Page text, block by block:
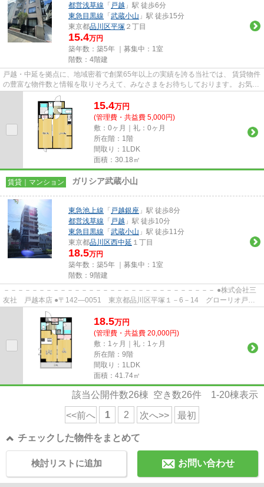
都営浅草線 「 戸越 」駅 徒歩6分
東急目黒線 「 武蔵小山 」駅 徒歩15分
東京都品川区平塚 ２丁目
15.4万円
築年数：築5年 ｜募集中： 1室
階数：4階建
戸越・中延を拠点に、地域密着で創業65年以上の実績を誇る当社では、 賃貸物件
の豊富な物件数と情報を取りそろえて、みなさまをお待ちしております。 お気軽
にお問い合わせください。 ...
15.4万円
(管理費・共益費 5,000円)
敷：0ヶ月｜礼：0ヶ月
所在階：1階
間取り：1LDK
面積：30.18㎡
賃貸｜マンション ガリシア武蔵小山
東急池上線 「 戸越銀座 」駅 徒歩8分
都営浅草線 「 戸越 」駅 徒歩10分
東急目黒線 「 武蔵小山 」駅 徒歩11分
東京都品川区西中延 １丁目
18.5万円
築年数：築5年 ｜募集中： 1室
階数：9階建
－－－－－－－－－－－－－－－－－－－－－－－－－－－－－－ ●株式会社三
友社 戸越本店 ●〒142―0051 東京都品川区平塚１－6－14 グローリオ戸越
銀座1階 ●TEL：03-3783-1218...
18.5万円
(管理費・共益費 20,000円)
敷：1ヶ月｜礼：1ヶ月
所在階：9階
間取り：1LDK
面積：41.74㎡
該当公開件数26棟 空き数26件 1-20棟表示
<<前へ 1 2 次へ>> 最初
チェックした物件をまとめて
お問い合わせ
検討リストに追加